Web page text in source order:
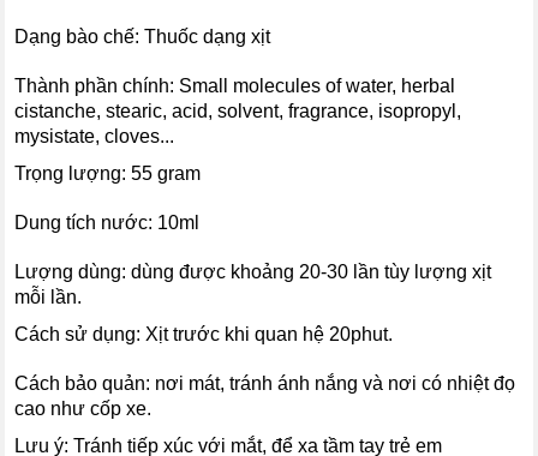
Dạng bào chế: Thuốc dạng xịt
Thành phần chính: Small molecules of water, herbal
cistanche, stearic, acid, solvent, fragrance, isopropyl,
mysistate, cloves...
Trọng lượng: 55 gram
Dung tích nước: 10ml
Lượng dùng: dùng được khoảng 20-30 lần tùy lượng xịt
mỗi lần.
Cách sử dụng: Xịt trước khi quan hệ 20phut.
Cách bảo quản: nơi mát, tránh ánh nắng và nơi có nhiệt đọ
cao như cốp xe.
Lưu ý: Tránh tiếp xúc với mắt, để xa tầm tay trẻ em